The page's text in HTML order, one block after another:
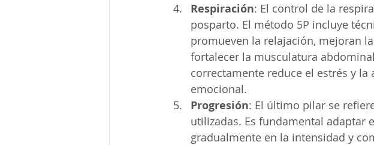
Respiración: El control de la
posparto. El método 5P incluye
promueven la relajación, mejoran
fortalecer la musculatura
correctamente reduce el estrés y
emocional.
Progresión: El último pilar se
utilizadas. Es fundamental adaptar
gradualmente en la intensidad y